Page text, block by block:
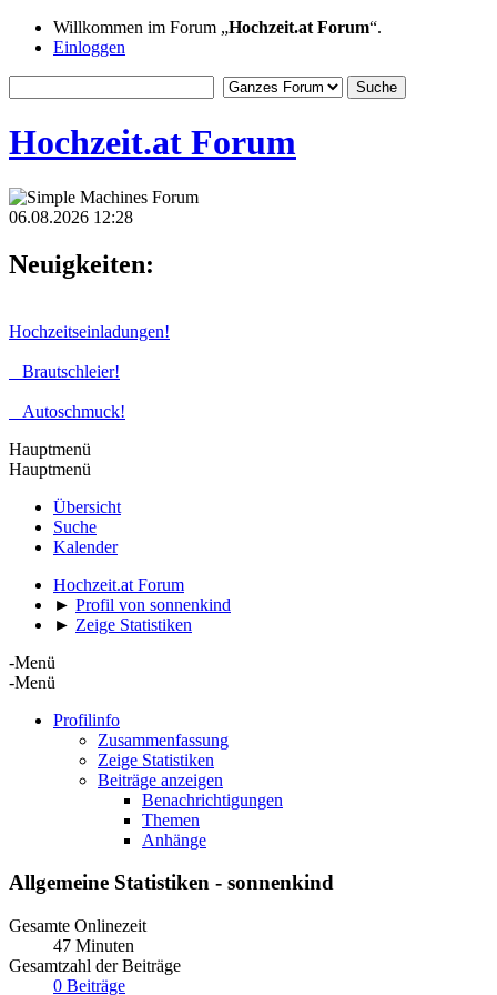
Willkommen im Forum „Hochzeit.at Forum“.
Einloggen
Hochzeit.at Forum
06.08.2026 12:28
Neuigkeiten:
Hochzeitseinladungen!
Brautschleier!
Autoschmuck!
Hauptmenü
Hauptmenü
Übersicht
Suche
Kalender
Hochzeit.at Forum
► Profil von sonnenkind
► Zeige Statistiken
-Menü
-Menü
Profilinfo
Zusammenfassung
Zeige Statistiken
Beiträge anzeigen
Benachrichtigungen
Themen
Anhänge
Allgemeine Statistiken - sonnenkind
Gesamte Onlinezeit
47 Minuten
Gesamtzahl der Beiträge
0 Beiträge